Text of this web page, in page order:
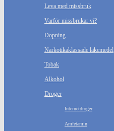
Leva med missbruk
Varför missbrukar vi?
Dopning
Narkotikaklassade läkemedel
Tobak
Alkohol
Droger
Internetdroger
Amfetamin